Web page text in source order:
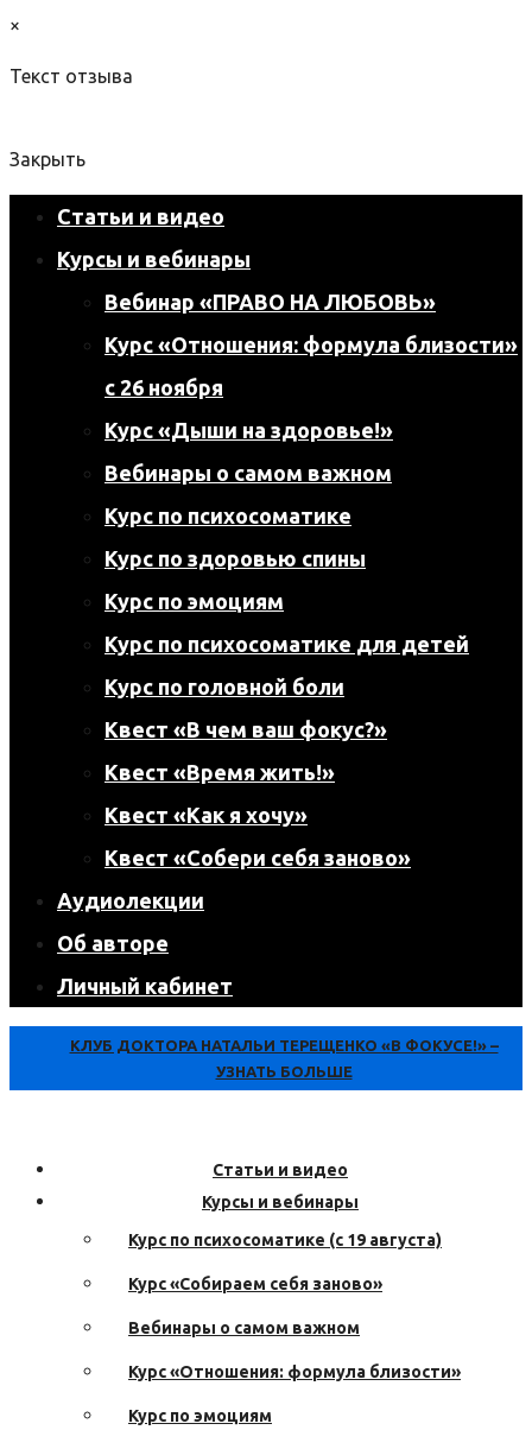
×
Текст отзыва
Закрыть
Статьи и видео
Курсы и вебинары
Вебинар «ПРАВО НА ЛЮБОВЬ»
Курс «Отношения: формула близости»
с 26 ноября
Курс «Дыши на здоровье!»
Вебинары о самом важном
Курс по психосоматике
Курс по здоровью спины
Курс по эмоциям
Курс по психосоматике для детей
Курс по головной боли
Квест «В чем ваш фокус?»
Квест «Время жить!»
Квест «Как я хочу»
Квест «Собери себя заново»
Аудиолекции
Об авторе
Личный кабинет
КЛУБ ДОКТОРА НАТАЛЬИ ТЕРЕЩЕНКО «В ФОКУСЕ!» –
УЗНАТЬ БОЛЬШЕ
Статьи и видео
Курсы и вебинары
Курс по психосоматике (с 19 августа)
Курс «Собираем себя заново»
Вебинары о самом важном
Курс «Отношения: формула близости»
Курс по эмоциям